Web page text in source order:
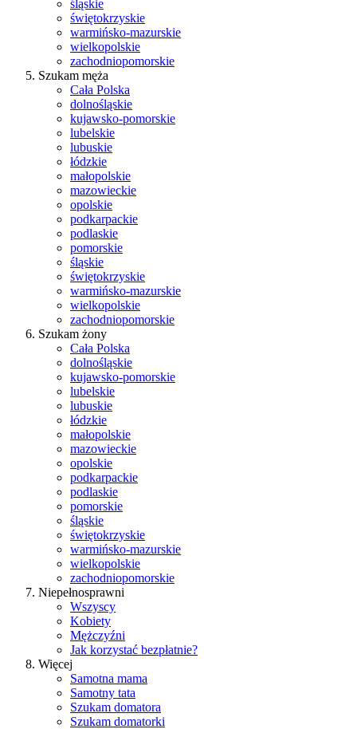
śląskie
świętokrzyskie
warmińsko-mazurskie
wielkopolskie
zachodniopomorskie
Szukam męża
Cała Polska
dolnośląskie
kujawsko-pomorskie
lubelskie
lubuskie
łódzkie
małopolskie
mazowieckie
opolskie
podkarpackie
podlaskie
pomorskie
śląskie
świętokrzyskie
warmińsko-mazurskie
wielkopolskie
zachodniopomorskie
Szukam żony
Cała Polska
dolnośląskie
kujawsko-pomorskie
lubelskie
lubuskie
łódzkie
małopolskie
mazowieckie
opolskie
podkarpackie
podlaskie
pomorskie
śląskie
świętokrzyskie
warmińsko-mazurskie
wielkopolskie
zachodniopomorskie
Niepełnosprawni
Wszyscy
Kobiety
Mężczyźni
Jak korzystać bezpłatnie?
Więcej
Samotna mama
Samotny tata
Szukam domatora
Szukam domatorki